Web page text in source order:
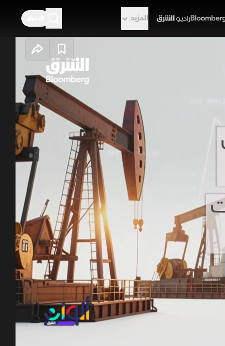
المزيد
حركة الشحن عبر مضيق هرمز، ليتراجع
125 دولاراً للبرميل إلى أقل من 80 دولاراً. كما خفضت مؤسسات مالية كبرى توقعاتها
والطلب، وترقب زيادة الإنتاج الخليجي